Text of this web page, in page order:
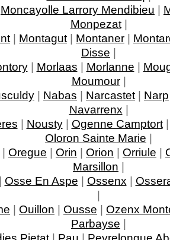
Moncayolle Larrory Mendibieu |
Monpezat|
| Montagut | Montaner |
Disse |
| Morlaas | Morlanne |
Moumour|
| Nabas | Narcastet | Narp
Navarrenx |
| Nousty| Ogenne Camptort
Oloron Sainte Marie |
| Oregue | Orin | Orion | Orriule |
Marsillon |
| Osse En Aspe | Ossenx |
|
| Ouillon | Ousse | Ozenx
Parbayse |
Pietat | Pau | Peyrelongue